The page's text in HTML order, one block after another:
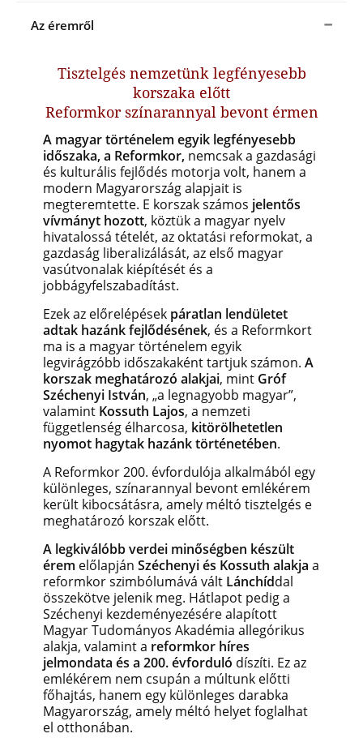
Az éremről
Tisztelgés nemzetünk legfényesebb
korszaka előtt
Reformkor színarannyal bevont érmen
A magyar történelem egyik legfényesebb
időszaka, a Reformkor, nemcsak a gazdasági
és kulturális fejlődés motorja volt, hanem a
modern Magyarország alapjait is
megteremtette. E korszak számos jelentős
vívmányt hozott, köztük a magyar nyelv
hivatalossá tételét, az oktatási reformokat, a
gazdaság liberalizálását, az első magyar
vasútvonalak kiépítését és a
jobbágyfelszabadítást.
Ezek az előrelépések páratlan lendületet
adtak hazánk fejlődésének, és a Reformkort
ma is a magyar történelem egyik
legvirágzóbb időszakaként tartjuk számon. A
korszak meghatározó alakjai, mint Gróf
Széchenyi István, „a legnagyobb magyar”,
valamint Kossuth Lajos, a nemzeti
függetlenség élharcosa, kitörölhetetlen
nyomot hagytak hazánk történetében.
A Reformkor 200. évfordulója alkalmából egy
különleges, színarannyal bevont emlékérem
került kibocsátásra, amely méltó tisztelgés e
meghatározó korszak előtt.
A legkiválóbb verdei minőségben készült
érem előlapján Széchenyi és Kossuth alakja a
reformkor szimbólumává vált Lánchíddal
összekötve jelenik meg. Hátlapot pedig a
Széchenyi kezdeményezésére alapított
Magyar Tudományos Akadémia allegórikus
alakja, valamint a reformkor híres
jelmondata és a 200. évforduló díszíti. Ez az
emlékérem nem csupán a múltunk előtti
főhajtás, hanem egy különleges darabka
Magyarország, amely méltó helyet foglalhat
el otthonában.